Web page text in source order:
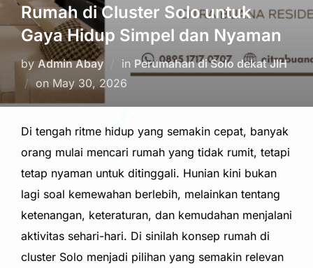
Rumah di Cluster Solo untuk
Gaya Hidup Simpel dan Nyaman
by Admin Abay in Perumahan di Solo dekat JIH
on Posted
on
May 30, 2026
Di tengah ritme hidup yang semakin cepat, banyak
orang mulai mencari rumah yang tidak rumit, tetapi
tetap nyaman untuk ditinggali. Hunian kini bukan
lagi soal kemewahan berlebih, melainkan tentang
ketenangan, keteraturan, dan kemudahan menjalani
aktivitas sehari-hari. Di sinilah konsep rumah di
cluster Solo menjadi pilihan yang semakin relevan